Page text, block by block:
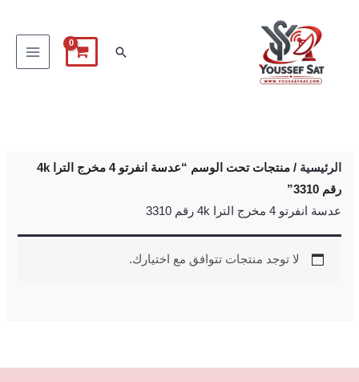
البحث
الرئيسية
/ منتجات تحت الوسم “عدسة انفرتو 4 مخرج الترا 4k
رقم 3310”
عدسة انفرتو 4 مخرج الترا 4k رقم 3310
لا توجد منتجات تتوافق مع اختيارك.